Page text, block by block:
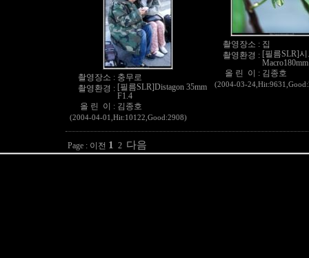
촬영장소 : 충무로
촬영환경 : [필름SLR]Distagon 35mm
F1.4
올 린 이 : 김종호
(2004-04-01,Hit:10122,Good:2908)
촬영장소 : 집
촬영환경 : [필름SLR]
Macro180mm
올 린 이 : 김종호
(2004-03-
Page : 이전 1 2 다음